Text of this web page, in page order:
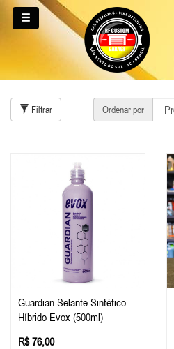
Filtrar Ordenar por
Guardian Selante Sintético
Híbrido Evox (500ml)
R$ 76,00